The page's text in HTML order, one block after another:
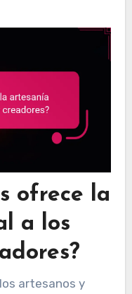
ofrece la
a los
artesanos y